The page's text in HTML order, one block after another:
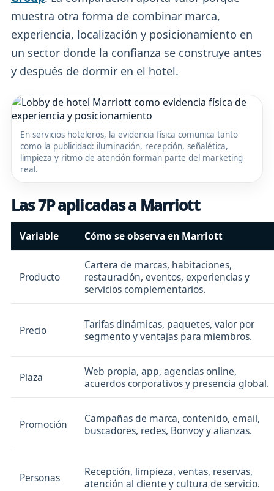
muestra otra forma de combinar marca,
experiencia, localización y posicionamiento en
un sector donde la confianza se construye antes
y después de dormir en el hotel.
En servicios hoteleros, la evidencia física comunica tanto
como la publicidad: iluminación, recepción, señalética,
limpieza y ritmo de atención forman parte del marketing
real.
Las 7P aplicadas a Marriott
Variable Cómo se observa en Marriott
Producto
Cartera de marcas, habitaciones,
restauración, eventos, experiencias y
servicios complementarios.
Precio
Tarifas dinámicas, paquetes, valor por
segmento y ventajas para miembros.
Plaza
Web propia, app, agencias online,
acuerdos corporativos y presencia global.
Promoción
Campañas de marca, contenido, email,
buscadores, redes, Bonvoy y alianzas.
Personas
Recepción, limpieza, ventas, reservas,
atención al cliente y cultura de servicio.